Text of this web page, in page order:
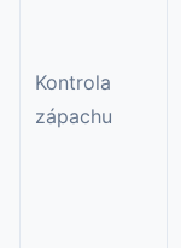
Kontrola
zápachu